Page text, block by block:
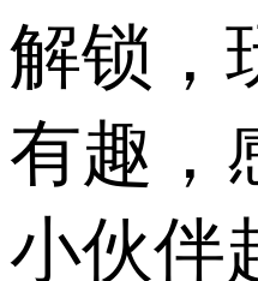
解锁，
有趣，
小伙伴